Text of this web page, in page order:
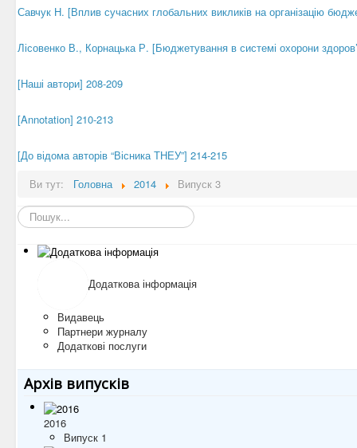
Савчук Н. [Вплив сучасних глобальних викликів на організацію
Лісовенко В., Корнацька Р. [Бюджетування в системі охорони
[Наші автори] 208-209
[Annotation] 210-213
[До відома авторів “Вісника ТНЕУ”] 214-215
Ви тут:
Головна 2014
Випуск 3
Пошук...
Додаткова інформація
Видавець
Партнери журналу
Додаткові послуги
Архів випусків
2016
Випуск 1